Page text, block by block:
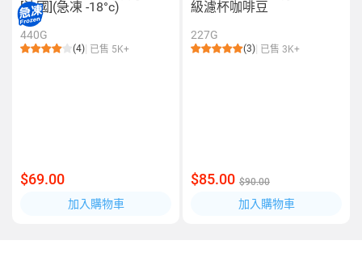
[法國](急凍 -18°c)
440G
(4) 已售 5K+
$69.00
加入購物車
級濾杯咖啡豆
227G
(3) 已售 3K+
$85.00 $90.00
加入購物車